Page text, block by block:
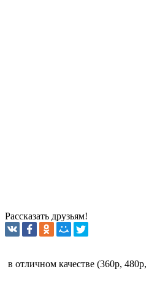
Рассказать друзьям!
в отличном качестве (360p,